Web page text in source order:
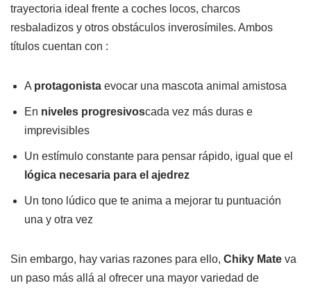
trayectoria ideal frente a coches locos, charcos
resbaladizos y otros obstáculos inverosímiles. Ambos
títulos cuentan con :
A protagonista evocar una mascota animal amistosa
En niveles progresivoscada vez más duras e
imprevisibles
Un estímulo constante para pensar rápido, igual que el
lógica necesaria para el ajedrez
Un tono lúdico que te anima a mejorar tu puntuación
una y otra vez
Sin embargo, hay varias razones para ello, Chiky Mate va
un paso más allá al ofrecer una mayor variedad de